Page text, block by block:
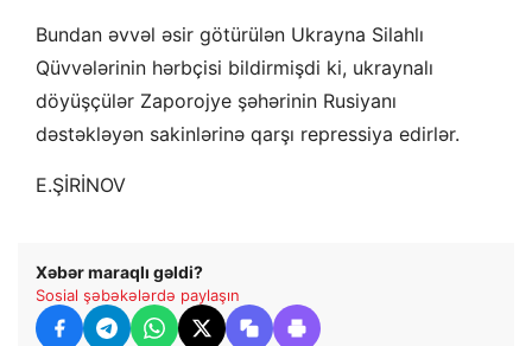
Bundan əvvəl əsir götürülən Ukrayna Silahlı
Qüvvələrinin hərbçisi bildirmişdi ki, ukraynalı
döyüşçülər Zaporojye şəhərinin Rusiyanı
dəstəkləyən sakinlərinə qarşı repressiya edirlər.
E.ŞİRİNOV
Xəbər maraqlı gəldi?
Sosial şəbəkələrdə paylaşın